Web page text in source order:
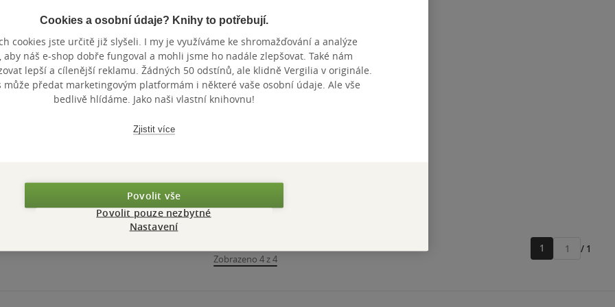
Zobrazeno 4 z 4
1
Přejít
/ 1
Cookies a osobní údaje? Knihy to potřebují.
cookies jste určitě již slyšeli. I my je využíváme ke shromažďování a analýze
aby náš e-shop dobře fungoval a mohli jsme ho nadále zlepšovat. Také nám
lepší a cílenější reklamu. Žádných 50 odstínů, ale klidně Vergilia v originále.
může předat marketingovým platformám i některé vaše osobní údaje. Ale vše
bedlivě hlídáme. Jako naši vlastní knihovnu!
Zjistit více
Povolit vše
Povolit pouze nezbytné
Nastavení